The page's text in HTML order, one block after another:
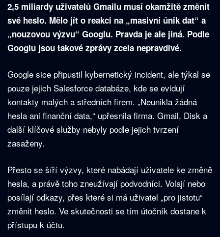
2,5 miliardy uživatelů Gmailu musí okamžitě změnit
své heslo. Mělo jít o reakci na „masivní únik dat“ a
„nouzovou výzvu“ Googlu. Pravda je ale jiná. Podle
Googlu jsou takové zprávy zcela nepravdivé.
Google sice připustil kybernetický incident, ale týkal se
pouze jejich Salesforce databáze, kde se evidují
kontakty malých a středních firem. „Neunikla žádná
hesla ani finanční data,“ upřesnila firma. Gmail, Disk a
další klíčové služby nebyly podle jejich tvrzení
zasaženy.
Přesto se šíří výzvy, které nabádají uživatele ke změně
hesla, a právě toho zneužívají podvodníci. Volají nebo
posílají odkazy, přes které si má uživatel „pro jistotu“
změnit heslo. Ve skutečnosti se tím útočník dostane k
přístupu k účtu.